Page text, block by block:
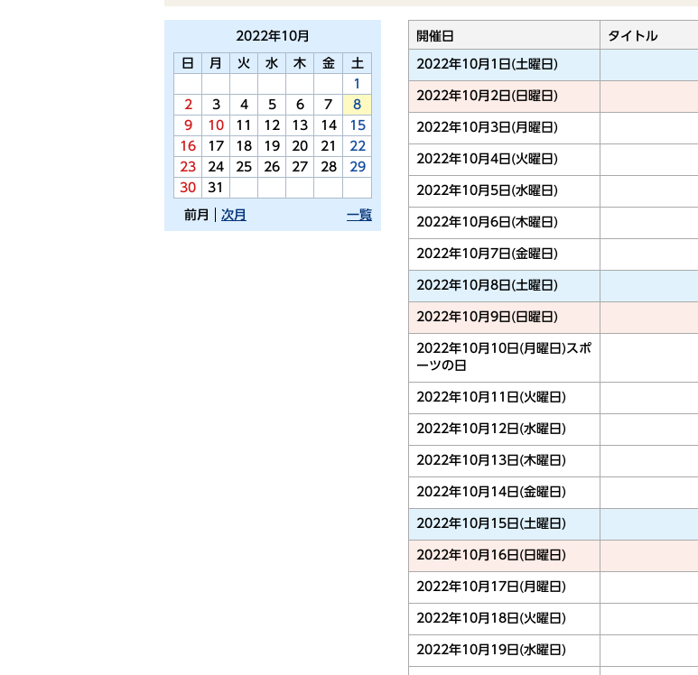
2022年10月
日 月 火 水 木 金
土
1
2
3 4 5 6 7
8
9
10 11 12 13 14
15
16
17 18 19 20 21
22
23
24 25 26 27 28
29
30
31
前月 一覧
次月
開催日 タイトル
2022年10月1日(土曜日)
2022年10月2日(日曜日)
2022年10月3日(月曜日)
2022年10月4日(火曜日)
2022年10月5日(水曜日)
2022年10月6日(木曜日)
2022年10月7日(金曜日)
2022年10月8日(土曜日)
2022年10月9日(日曜日)
2022年10月10日(月曜日)スポ
ーツの日
2022年10月11日(火曜日)
2022年10月12日(水曜日)
2022年10月13日(木曜日)
2022年10月14日(金曜日)
2022年10月15日(土曜日)
2022年10月16日(日曜日)
2022年10月17日(月曜日)
2022年10月18日(火曜日)
2022年10月19日(水曜日)